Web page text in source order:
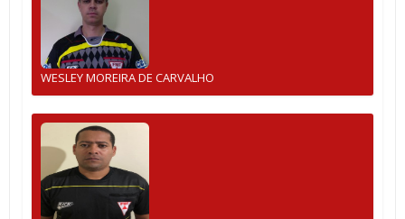
WESLEY MOREIRA DE CARVALHO